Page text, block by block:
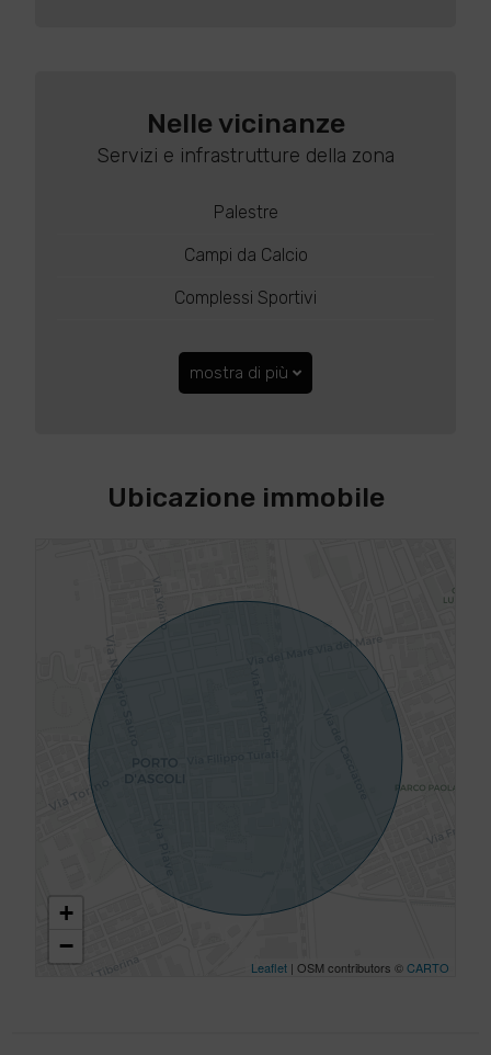
Nelle vicinanze
Servizi e infrastrutture della zona
Palestre
Campi da Calcio
Complessi Sportivi
mostra di più
Ubicazione immobile
+
−
Leaflet| OSM contributors ©CARTO